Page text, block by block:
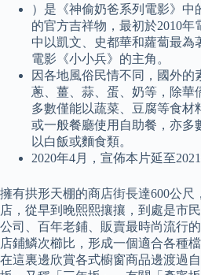
）是《神偷奶爸系列電影》中
的官方吉祥物，最初於2010
中以凱文、史都華和蘿蔔最為
電影《小小兵》的主角。
因各地風俗民情不同，國外的
蔥、薑、蒜、蛋、奶等，除華
多數僅能以蔬菜、豆腐等食材
或一般餐廳使用自助餐，亦多
以白飯或麵食類。
2020年4月，宣佈本片延至
擁有拱形天棚的商店街長達600公
店，從早到晚熙熙攘攘，到處是市
公司、百年老鋪、販賣最時尚流行
店鋪鱗次櫛比，形成一個適合各種
在這裏邊欣賞各式櫥窗商品邊渡過